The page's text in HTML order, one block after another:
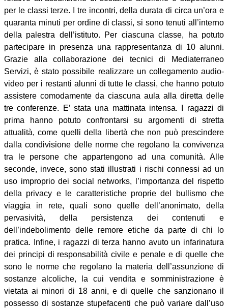
per le classi terze. I tre incontri, della durata di circa un’ora e
quaranta minuti per ordine di classi, si sono tenuti all’interno
della palestra dell’istituto. Per ciascuna classe, ha potuto
partecipare in presenza una rappresentanza di 10 alunni.
Grazie alla collaborazione dei tecnici di Mediaterraneo
Servizi, è stato possibile realizzare un collegamento audio-
video per i restanti alunni di tutte le classi, che hanno potuto
assistere comodamente da ciascuna aula alla diretta delle
tre conferenze. E’ stata una mattinata intensa. I ragazzi di
prima hanno potuto confrontarsi su argomenti di stretta
attualità, come quelli della libertà che non può prescindere
dalla condivisione delle norme che regolano la convivenza
tra le persone che appartengono ad una comunità. Alle
seconde, invece, sono stati illustrati i rischi connessi ad un
uso improprio dei social networks, l’importanza del rispetto
della privacy e le caratteristiche proprie del bullismo che
viaggia in rete, quali sono quelle dell’anonimato, della
pervasività, della persistenza dei contenuti e
dell’indebolimento delle remore etiche da parte di chi lo
pratica. Infine, i ragazzi di terza hanno avuto un infarinatura
dei principi di responsabilità civile e penale e di quelle che
sono le norme che regolano la materia dell’assunzione di
sostanze alcoliche, la cui vendita e somministrazione è
vietata ai minori di 18 anni, e di quelle che sanzionano il
possesso di sostanze stupefacenti che può variare dall’uso